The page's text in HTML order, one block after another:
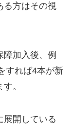
る方はその視
加入後、 例
すれば4本が新
。
展開している